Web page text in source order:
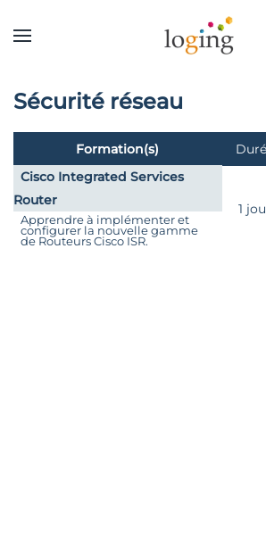
Sécurité réseau
Formation(s)
Cisco Integrated Services
Router
Apprendre à implémenter et
configurer la nouvelle gamme
de Routeurs Cisco ISR.
1